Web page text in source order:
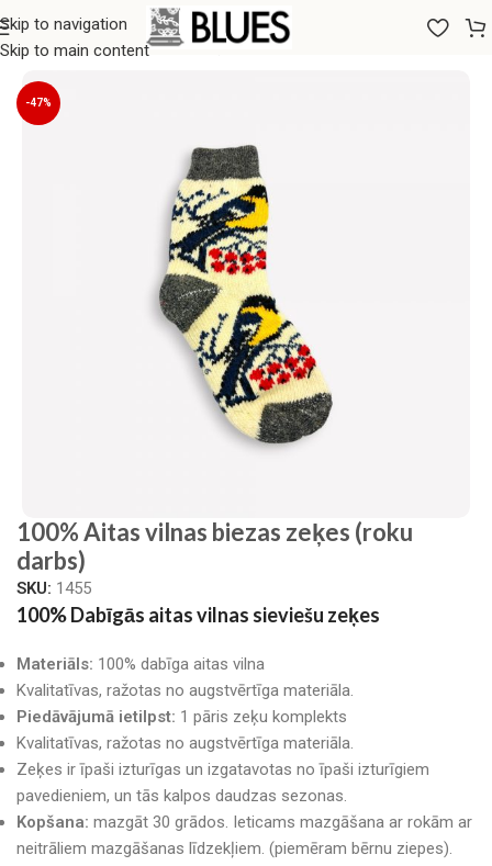
Skip to navigation
Skip to main content
Sākums/Zeķes/Sieviešu zeķes
-47%
100% Aitas vilnas biezas zeķes (roku
darbs)
SKU: 1455
100% Dabīgās aitas vilnas sieviešu zeķes
Materiāls: 100% dabīga aitas vilna
Kvalitatīvas, ražotas no augstvērtīga materiāla.
Piedāvājumā ietilpst: 1 pāris zeķu komplekts
Kvalitatīvas, ražotas no augstvērtīga materiāla.
Zeķes ir īpaši izturīgas un izgatavotas no īpaši izturīgiem
pavedieniem, un tās kalpos daudzas sezonas.
Kopšana: mazgāt 30 grādos. Ieticams mazgāšana ar rokām ar
neitrāliem mazgāšanas līdzekļiem. (piemēram bērnu ziepes).